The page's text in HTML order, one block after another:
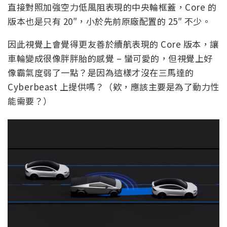
直接對照加強空力低風阻表現的中央輪框蓋，Core 的
版本也是只有 20″，小於先前原廠配置的 25″ 不少。
因此視覺上會覺得更友善於續航表現的 Core 版本，讓
車輪變成很像胖胖胎的感覺 – 蠻可愛的，但視覺上好
像霸氣度弱了一點？是因為這樣才沒在三馬達的
Cyberbeast 上提供嗎？（欸，應該主要是為了動力性
能需要？）